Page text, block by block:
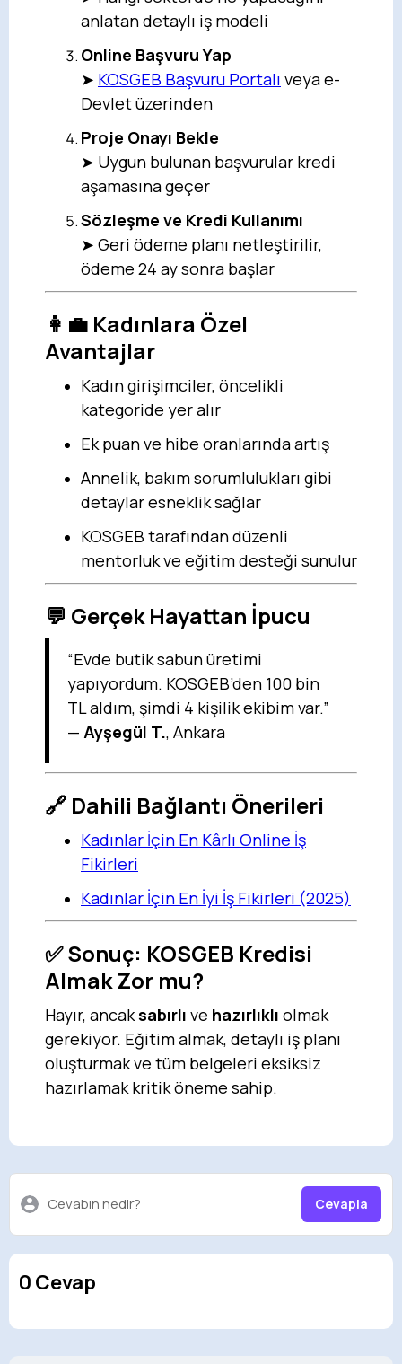
anlatan detaylı iş modeli
Online Başvuru Yap
➤ KOSGEB Başvuru Portalı veya e-
Devlet üzerinden
Proje Onayı Bekle
➤ Uygun bulunan başvurular kredi
aşamasına geçer
Sözleşme ve Kredi Kullanımı
➤ Geri ödeme planı netleştirilir,
ödeme 24 ay sonra başlar
👩‍💼 Kadınlara Özel
Avantajlar
Kadın girişimciler, öncelikli
kategoride yer alır
Ek puan ve hibe oranlarında artış
Annelik, bakım sorumlulukları gibi
detaylar esneklik sağlar
KOSGEB tarafından düzenli
mentorluk ve eğitim desteği sunulur
💬 Gerçek Hayattan İpucu
“Evde butik sabun üretimi
yapıyordum. KOSGEB’den 100 bin
TL aldım, şimdi 4 kişilik ekibim var.”
— Ayşegül T., Ankara
🔗 Dahili Bağlantı Önerileri
Kadınlar İçin En Kârlı Online İş
Fikirleri
Kadınlar İçin En İyi İş Fikirleri (2025)
✅ Sonuç: KOSGEB Kredisi
Almak Zor mu?
Hayır, ancaksabırlı ve hazırlıklı olmak
gerekiyor. Eğitim almak, detaylı iş planı
oluşturmak ve tüm belgeleri eksiksiz
hazırlamak kritik öneme sahip.
Cevabın nedir? Cevapla
0 Cevap